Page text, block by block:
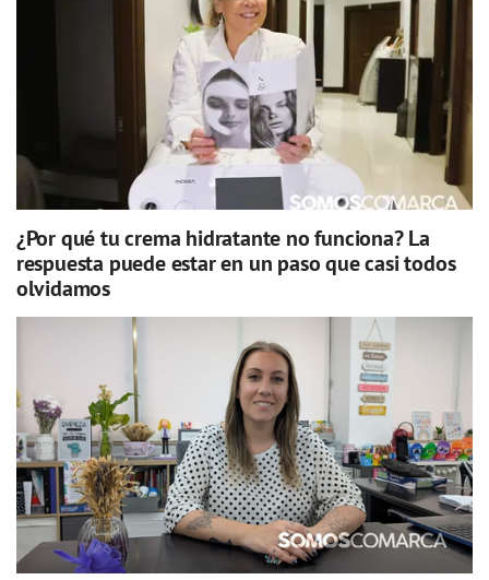
¿Por qué tu crema hidratante no funciona? La
respuesta puede estar en un paso que casi todos
olvidamos